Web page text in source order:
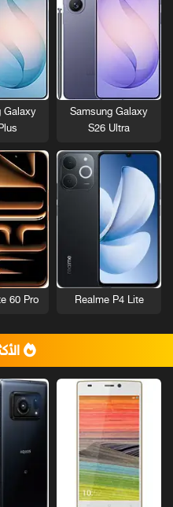
Samsung Galaxy
S26 Ultra
Galaxy
Realme P4 Lite
60 Pro